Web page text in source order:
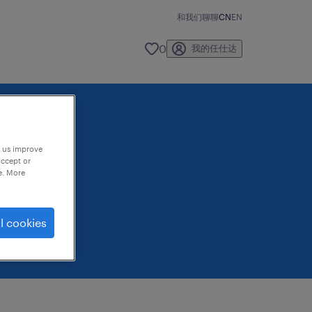
和我们聊聊CNEN
0 我的任仕达
improve
or
More
cookies